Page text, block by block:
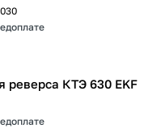
КТЭ 630 EKF